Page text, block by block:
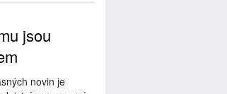
jsou
novin je